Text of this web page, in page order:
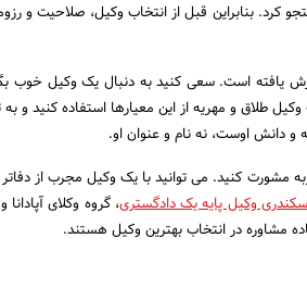
کرد. بنابراین قبل از انتخاب وکیل، صلاحیت و
یافته است. سعی کنید به دنبال یک وکیل خوب
طلاق و مهریه از این معیارها استفاده کنید و به
دانش اوست، نه نام و عنوان او.
مشورت کنید. می توانید با یک وکیل مجرب از
وکیل پایه یک دادگستری، گروه وکلای
مشاوره در انتخاب بهترین وکیل هستند.